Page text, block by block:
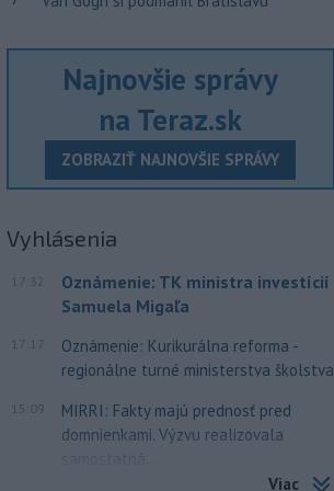
Najnovšie správy
na Teraz.sk
ZOBRAZIŤ NAJNOVŠIE SPRÁVY
Vyhlásenia
17:32
Oznámenie: TK ministra investícií
Samuela Migaľa
17:17
Oznámenie: Kurikurálna reforma -
regionálne turné ministerstva školstva
15:09
MIRRI: Fakty majú prednosť pred
domnienkami. Výzvu realizovala
samostatná...
Viac